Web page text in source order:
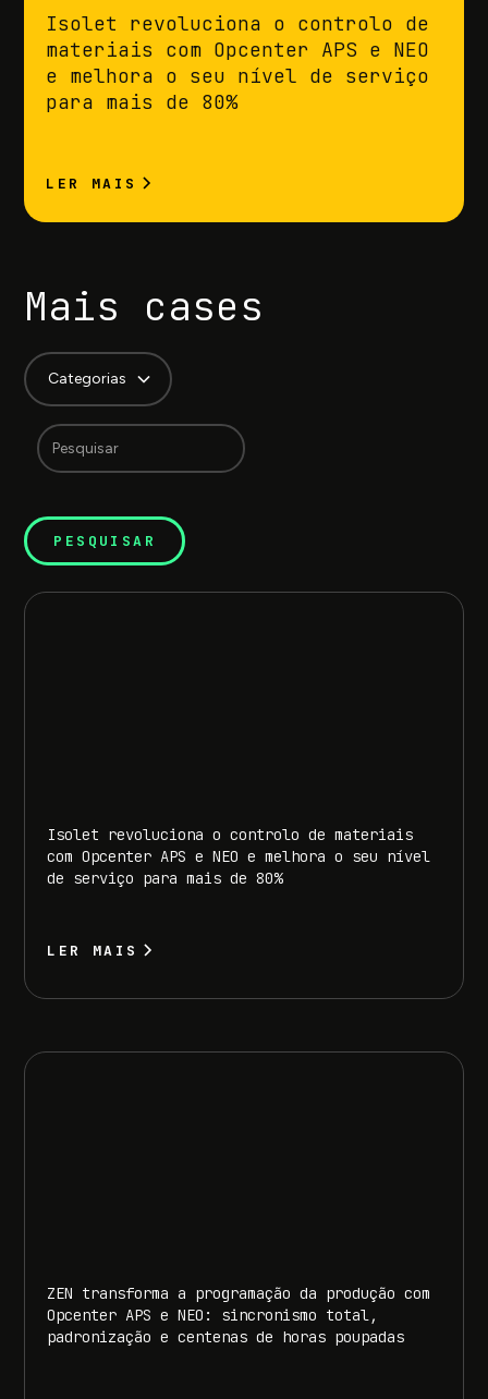
Isolet revoluciona o controlo de
materiais com Opcenter APS e NEO
e melhora o seu nível de serviço
para mais de 80%
LER MAIS
Mais cases
Categorias
Isolet revoluciona o controlo de materiais
com Opcenter APS e NEO e melhora o seu nível
de serviço para mais de 80%
LER MAIS
ZEN transforma a programação da produção com
Opcenter APS e NEO: sincronismo total,
padronização e centenas de horas poupadas